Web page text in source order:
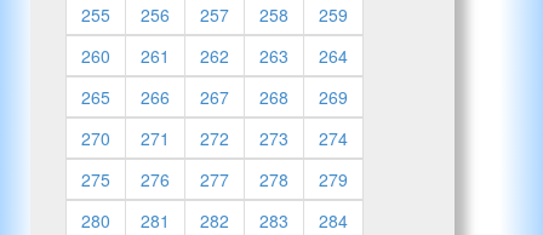
255
256 257 258
259
260
261 262 263
264
265
266 267 268
269
270
271 272 273
274
275
276 277 278
279
280
281 282 283
284